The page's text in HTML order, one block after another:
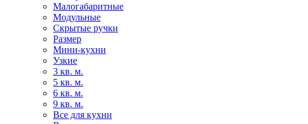
Малогабаритные
Модульные
Скрытые ручки
Размер
Мини-кухни
Узкие
3 кв. м.
5 кв. м.
6 кв. м.
9 кв. м.
Все для кухни